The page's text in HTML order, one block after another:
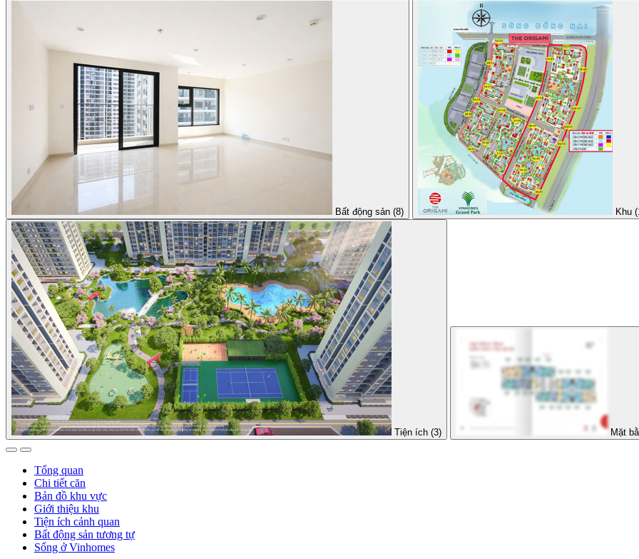
Bất động sản (8) Khu
Tiện ích (3) Mặt
Tổng quan
Chi tiết căn
Bản đồ khu vực
Giới thiệu khu
Tiện ích cảnh quan
Bất động sản tương tự
Sống ở Vinhomes